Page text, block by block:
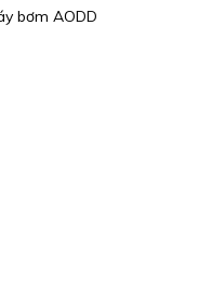
bơm AODD